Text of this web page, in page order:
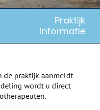
Praktijk
informatie
de praktijk aanmeldt
wordt u direct